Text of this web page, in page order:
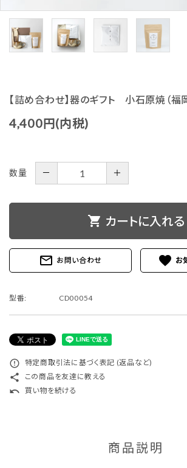
価格から探す
【詰め合わせ】器のギフト 小石原焼（福
4,400円(内税)
数量 － ＋
shopping_cart カートに入れる
mail_outline お問い合わせ favorite
型番: CD00054
error_outline 特定商取引法に基づく表記 (返品など)
share この商品を友達に教える
undo 買い物を続ける
商品説明